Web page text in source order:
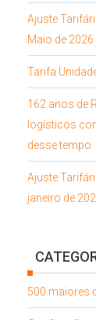
Ajuste
Maio de 2026
Tarifa
162 anos de
logísticos
desse tempo
Ajuste
janeiro de
500 maiores